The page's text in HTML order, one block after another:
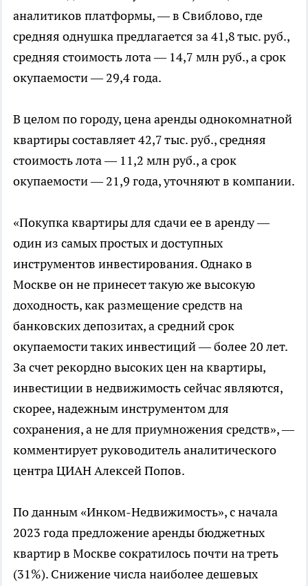
аналитиков платформы, — в Свиблово, где
средняя однушка предлагается за 41,8 тыс. руб.,
средняя стоимость лота — 14,7 млн руб., а срок
окупаемости — 29,4 года.
В целом по городу, цена аренды однокомнатной
квартиры составляет 42,7 тыс. руб., средняя
стоимость лота — 11,2 млн руб., а срок
окупаемости — 21,9 года, уточняют в компании.
«Покупка квартиры для сдачи ее в аренду —
один из самых простых и доступных
инструментов инвестирования. Однако в
Москве он не принесет такую же высокую
доходность, как размещение средств на
банковских депозитах, а средний срок
окупаемости таких инвестиций — более 20 лет.
За счет рекордно высоких цен на квартиры,
инвестиции в недвижимость сейчас являются,
скорее, надежным инструментом для
сохранения, а не для приумножения средств», —
комментирует руководитель аналитического
центра ЦИАН Алексей Попов.
По данным «Инком-Недвижимость», с начала
2023 года предложение аренды бюджетных
квартир в Москве сократилось почти на треть
(31%). Снижение числа наиболее дешевых